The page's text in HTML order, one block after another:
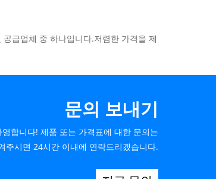
급업체 중 하나입니다.저렴한 가격을 제
문의 보내기
합니다! 제품 또는 가격표에 대한 문의는
주시면 24시간 이내에 연락드리겠습니다.